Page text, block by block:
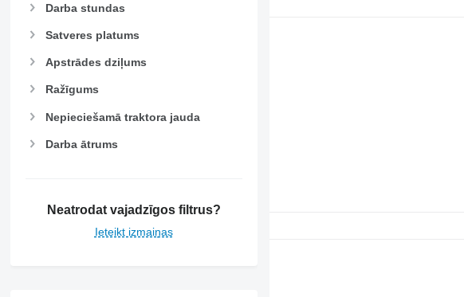
Darba stundas
Satveres platums
Apstrādes dziļums
Ražīgums
Nepieciešamā traktora jauda
Darba ātrums
Neatrodat vajadzīgos filtrus?
Ieteikt izmaiņas